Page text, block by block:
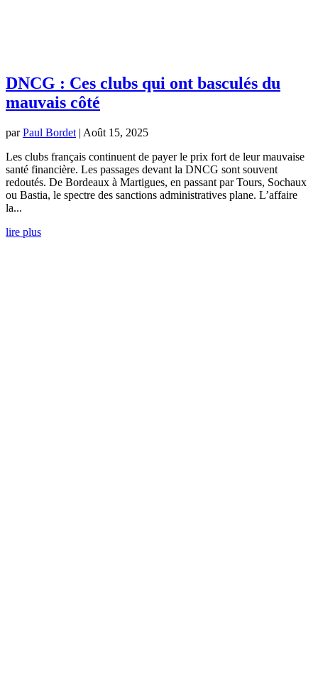
DNCG : Ces clubs qui ont basculés du
mauvais côté
parPaul Bordet | Août 15, 2025
Les clubs français continuent de payer le prix fort de leur mauvaise
santé financière. Les passages devant la DNCG sont souvent
redoutés. De Bordeaux à Martigues, en passant par Tours, Sochaux
ou Bastia, le spectre des sanctions administratives plane. L’affaire
la...
lire plus